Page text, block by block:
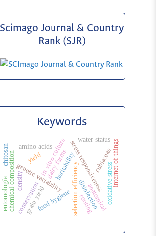
Scimago Journal & Country
Rank (SJR)
Keywords
genetic variabilityheritabilityselection efficiency
stress responsiveness
yield
conservation disinfection
in vitro culture
rooting
rubiaceae
chemical composition dairy farms
food hygiene
entomología
amino acids
chitosan
grain yield
internet of things
oxidative stress
water status
anatomical
density